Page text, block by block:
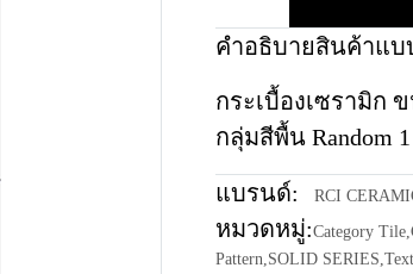
คำอธิบายสินค้าแบ
กระเบื้องเซรามิก
กลุ่มสีพื้น Random
แบรนด์: RCI
หมวดหมู่:Category Tile,
Pattern,SOLID SERIES,